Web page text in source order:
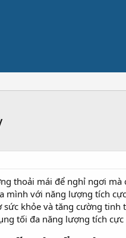
thoải mái để nghỉ ngơi
với năng lượng tích
khỏe và tăng cường tinh
tối đa năng lượng tích